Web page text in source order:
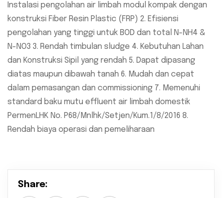
Instalasi pengolahan air limbah modul kompak dengan
konstruksi Fiber Resin Plastic (FRP) 2. Efisiensi
pengolahan yang tinggi untuk BOD dan total N-NH4 &
N-NO3 3. Rendah timbulan sludge 4. Kebutuhan Lahan
dan Konstruksi Sipil yang rendah 5. Dapat dipasang
diatas maupun dibawah tanah 6. Mudah dan cepat
dalam pemasangan dan commissioning 7. Memenuhi
standard baku mutu effluent air limbah domestik
PermenLHK No. P68/Mnlhk/Setjen/Kum.1/8/2016 8.
Rendah biaya operasi dan pemeliharaan
Share: